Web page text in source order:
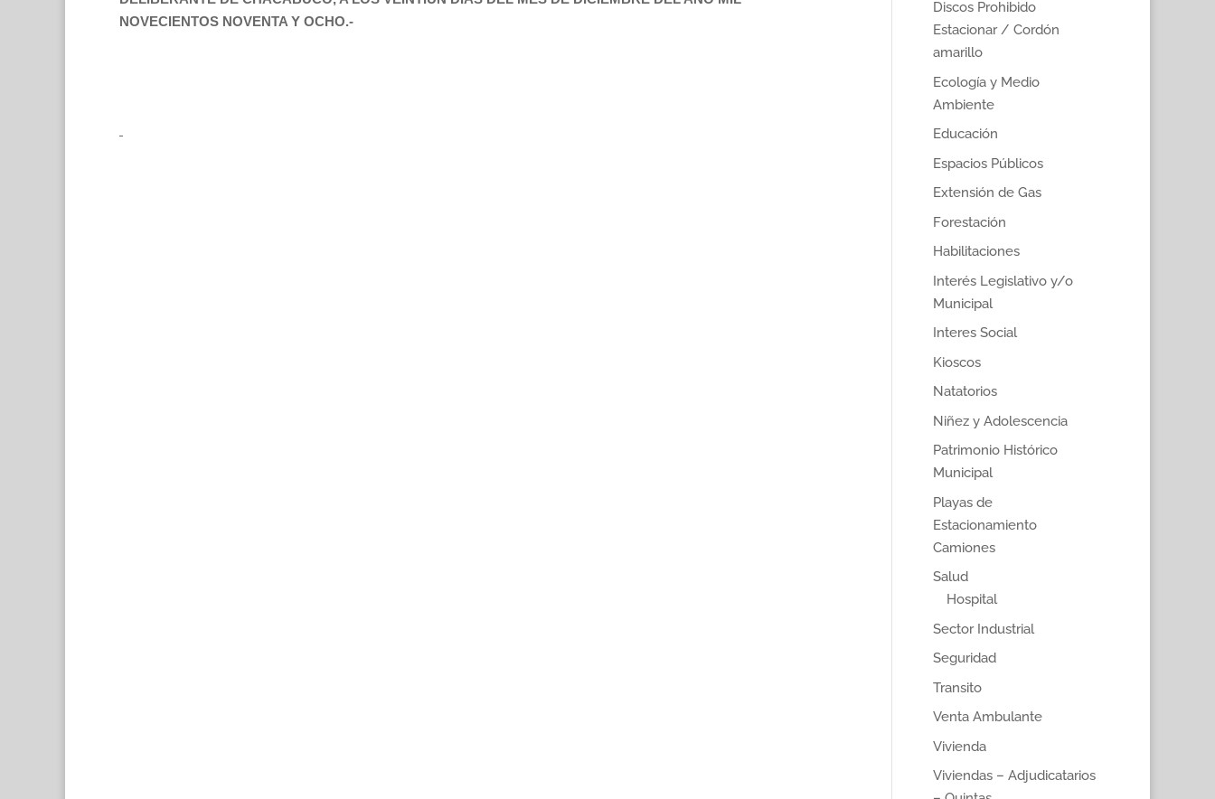
NOVECIENTOS NOVENTA Y OCHO.-
Discos Prohibido
Estacionar / Cordón
amarillo
Ecología y Medio
Ambiente
Educación
Espacios Públicos
Extensión de Gas
Forestación
Habilitaciones
Interés Legislativo y/o
Municipal
Interes Social
Kioscos
Natatorios
Niñez y Adolescencia
Patrimonio Histórico
Municipal
Playas de
Estacionamiento
Camiones
Salud
Hospital
Sector Industrial
Seguridad
Transito
Venta Ambulante
Vivienda
Viviendas – Adjudicatarios